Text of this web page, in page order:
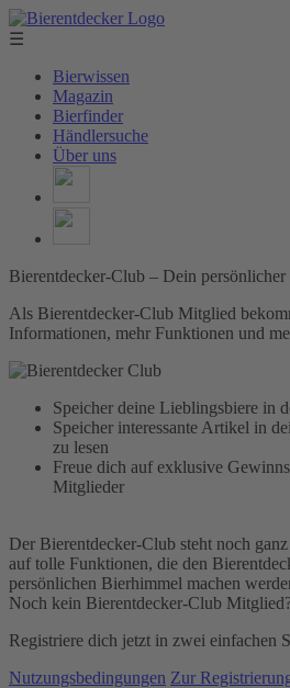
☰
Bierwissen
Magazin
Bierfinder
Händlersuche
Über uns
Bierentdecker-Club – Dein
Als Bierentdecker-Club Mitglied
Informationen, mehr Funktionen und
Speicher deine Lieblingsbiere in
Speicher interessante Artikel in
zu lesen
Freue dich auf exklusive
Mitglieder
Der Bierentdecker-Club steht noch
auf tolle Funktionen, die den
persönlichen Bierhimmel machen
Noch kein Bierentdecker-Club
Registriere dich jetzt in zwei einfachen
Nutzungsbedingungen Zur